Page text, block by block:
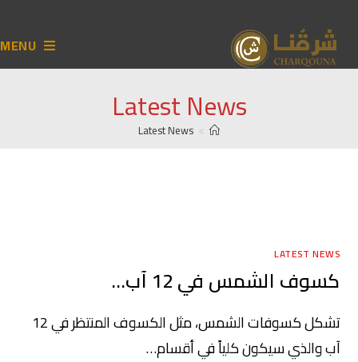
MENU
Latest News
>
Latest News
LATEST NEWS
كسوف الشمس في 12 آب…
تشكل كسوفات الشمس، مثل الكسوف المنتظر في 12
آب والذي سيكون كلياً في أقسام…